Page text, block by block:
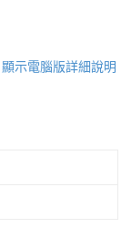
顯示電腦版詳細說明